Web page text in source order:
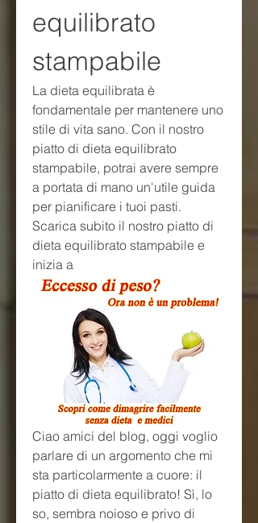
equilibrato
stampabile
La dieta equilibrata è
fondamentale per mantenere uno
stile di vita sano. Con il nostro
piatto di dieta equilibrato
stampabile, potrai avere sempre
a portata di mano un'utile guida
per pianificare i tuoi pasti.
Scarica subito il nostro piatto di
dieta equilibrato stampabile e
inizia a
Ciao amici del blog, oggi voglio
parlare di un argomento che mi
sta particolarmente a cuore: il
piatto di dieta equilibrato! Sì, lo
so, sembra noioso e privo di